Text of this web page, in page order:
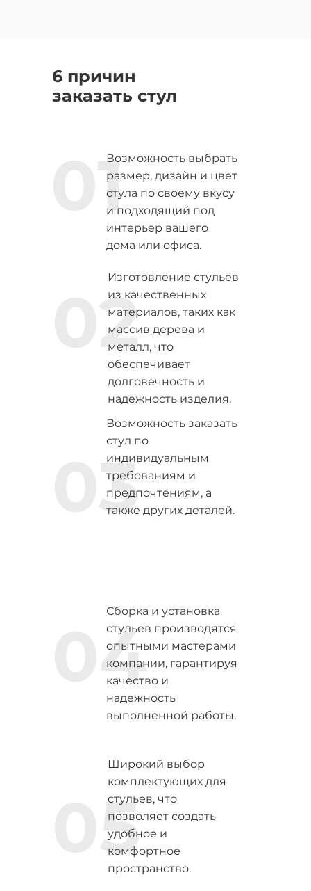
6 причин
заказать стул
Возможность выбрать
размер, дизайн и цвет
стула по своему вкусу
и подходящий под
интерьер вашего
дома или офиса.
Изготовление стульев
из качественных
материалов, таких как
массив дерева и
металл, что
обеспечивает
долговечность и
надежность изделия.
Возможность заказать
стул по
индивидуальным
требованиям и
предпочтениям, а
также других деталей.
Сборка и установка
стульев производятся
опытными мастерами
компании, гарантируя
качество и
надежность
выполненной работы.
Широкий выбор
комплектующих для
стульев, что
позволяет создать
удобное и
комфортное
пространство.
01
02
03
04
05